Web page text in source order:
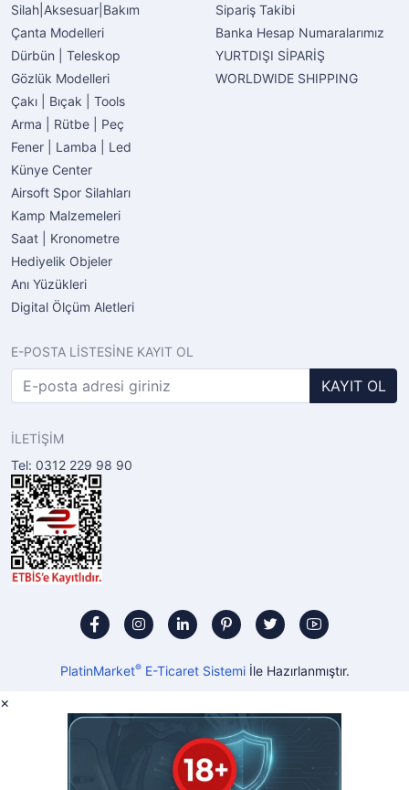
Silah|Aksesuar|Bakım
Çanta Modelleri
Dürbün | Teleskop
Gözlük Modelleri
Çakı | Bıçak | Tools
Arma | Rütbe | Peç
Fener | Lamba | Led
Künye Center
Airsoft Spor Silahları
Kamp Malzemeleri
Saat | Kronometre
Hediyelik Objeler
Anı Yüzükleri
Digital Ölçüm Aletleri
Sipariş Takibi
Banka Hesap Numaralarımız
YURTDIŞI SİPARİŞ
WORLDWIDE SHIPPING
E-POSTA LİSTESİNE KAYIT OL
KAYIT OL
İLETİŞİM
Tel: 0312 229 98 90
PlatinMarket®E-Ticaret Sistemiİle Hazırlanmıştır.
×